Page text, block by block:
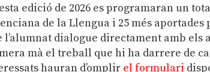
edició de 2026 es programaran un
de la Llengua i 25 més
l’alumnat dialogue directament amb els
mà el treball que hi ha darrere de
hauran d’omplir el formulari